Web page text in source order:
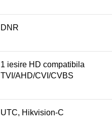
DNR
1 iesire HD compatibila
TVI/AHD/CVI/CVBS
UTC, Hikvision-C